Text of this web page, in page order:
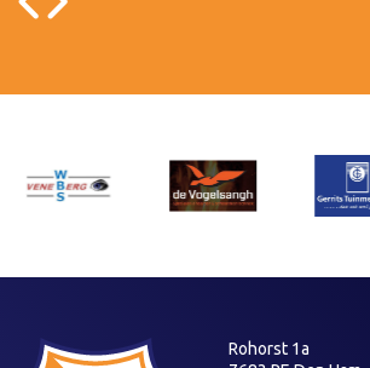
Rohorst 1a